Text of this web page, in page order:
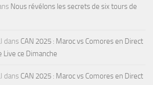
Nous révélons les secrets de six tours de
dans CAN 2025 : Maroc vs Comores en Direct
Live ce Dimanche
dans CAN 2025 : Maroc vs Comores en Direct